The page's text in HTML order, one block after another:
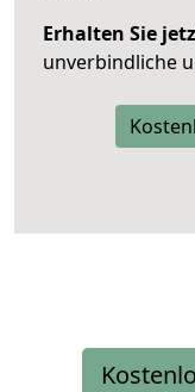
Erhalten Sie
unverbindliche